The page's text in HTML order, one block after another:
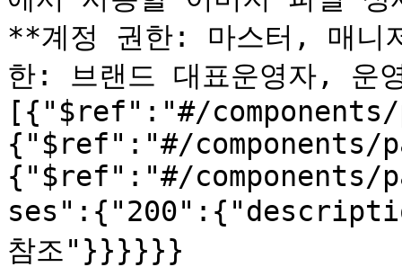
**계정 권한: 마스터, 매
한: 브랜드 대표운영자,
[{"$ref":"#/components/
{"$ref":"#/components/
{"$ref":"#/
참조"}}}}}}